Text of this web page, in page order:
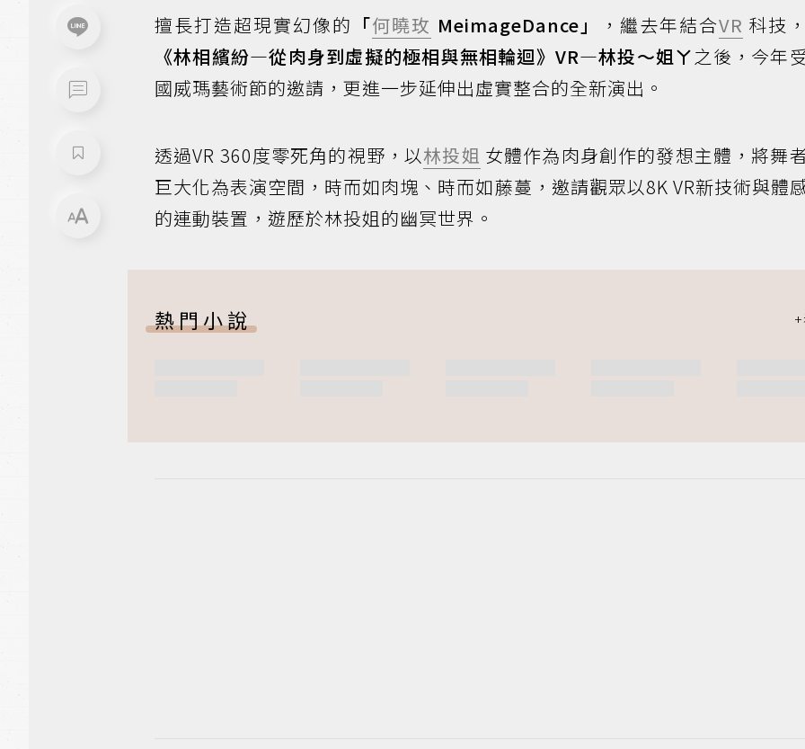
擅長打造超現實幻像的 「何曉玫 MeimageDance」 ，繼去年結合VR 科技
《林相繽紛—從肉身到虛擬的極相與無相輪迴》VR—林投～姐ㄚ之後，今年
國威瑪藝術節的邀請，更進一步延伸出虛實整合的全新演出。
透過VR 360度零死角的視野，以林投姐 女體作為肉身創作的發想主體，將舞
巨大化為表演空間，時而如肉塊、時而如藤蔓，邀請觀眾以8K VR新技術與體
的連動裝置，遊歷於林投姐的幽冥世界。
熱門小說